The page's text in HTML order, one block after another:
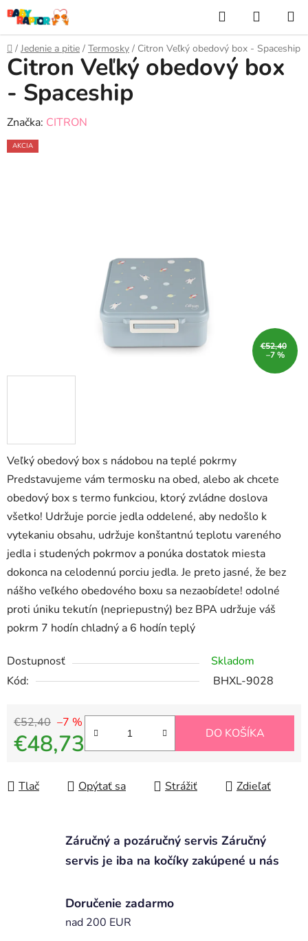
Prejsť
na
obsah
Hľadať
KOŠÍK
Domov
/ Jedenie a pitie / Termosky / Citron Veľký obedový box - Spaceship
Veľký obedový box s nádobou na teplé pokrmy
Predstavujeme vám termosku na obed, alebo ak chcete
obedový box s termo funkciou, ktorý zvládne doslova
všetko! Udržuje porcie jedla oddelené, aby nedošlo k
vytekaniu obsahu, udržuje konštantnú teplotu vareného
jedla i studených pokrmov a ponúka dostatok miesta
dokonca na celodennú porciu jedla. Je preto jasné, že bez
nášho veľkého obedového boxu sa nezaobídete! odolné
proti úniku tekutín (nepriepustný) bez BPA udržuje váš
pokrm 7 hodín chladný a 6 hodín teplý
Dostupnosť
Skladom
Kód:
BHXL-9028
€52,40 –7 %
€48,73 DO KOŠÍKA
Tlač Opýtať sa Strážiť Zdieľať
Citron Veľký obedový box
- Spaceship
Značka: CITRON
AKCIA
€52,40
–7 %
Záručný a pozáručný servis Záručný
servis je iba na kočíky zakúpené u nás
Doručenie zadarmo
nad 200 EUR